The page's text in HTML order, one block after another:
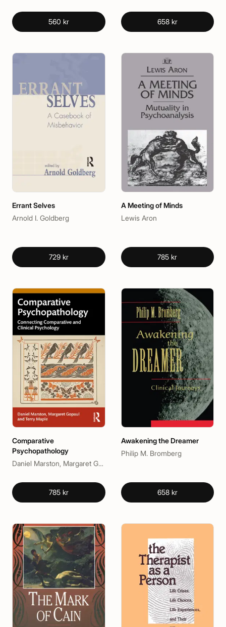
560 kr 658 kr
Errant Selves
Arnold I. Goldberg
729 kr
A Meeting of Minds
Lewis Aron
785 kr
Comparative
Psychopathology
Daniel Marston, Margaret Gopaul, Terry Maple
785 kr
Awakening the Dreamer
Philip M. Bromberg
658 kr